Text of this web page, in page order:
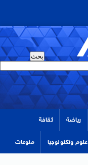
رياضة ثقافة
علوم وتكنولوجيا منوعات